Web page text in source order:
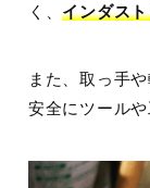
く、インダス
また、取っ手
安全にツールや